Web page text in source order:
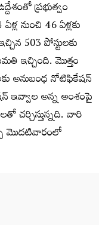
ప్రభుత్వం
నుంచి 46 ఏళ్లకు
503 పోస్టులకు
ఇచ్చింది. మొత్తం
అనుబంధ నోటిఫికేషన్‌
ఇవ్వాల అన్న అంశంపై
చర్చిస్తున్నది. వారి
మొదటివారంలో